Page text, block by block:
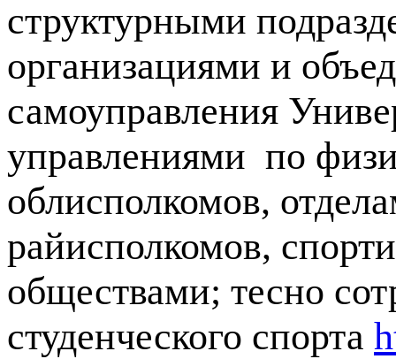
структурными
организациями и
самоуправления
управлениями по
облисполкомов,
райисполкомов,
обществами; тесно
студенческого спорта